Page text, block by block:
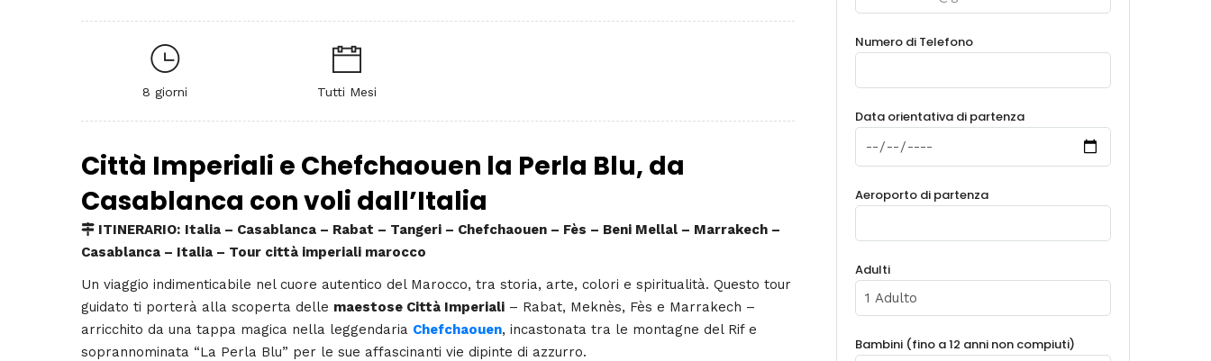
Numero di Telefono
Data orientativa di partenza
Aeroporto di partenza
Adulti
Bambini (fino a 12 anni non compiuti)
8 giorni Tutti Mesi
Città Imperiali e Chefchaouen la Perla Blu, da
Casablanca con voli dall’Italia
ITINERARIO: Italia – Casablanca – Rabat – Tangeri – Chefchaouen – Fès – Beni Mellal – Marrakech –
Casablanca – Italia – Tour città imperiali marocco
Un viaggio indimenticabile nel cuore autentico del Marocco, tra storia, arte, colori e spiritualità. Questo tour
guidato ti porterà alla scoperta delle maestose Città Imperiali – Rabat, Meknès, Fès e Marrakech –
arricchito da una tappa magica nella leggendaria Chefchaouen, incastonata tra le montagne del Rif e
soprannominata “La Perla Blu” per le sue affascinanti vie dipinte di azzurro.